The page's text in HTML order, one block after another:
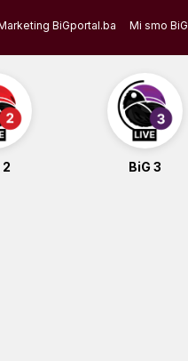
BiGportal.ba Mi smo BiG
2 BiG 3